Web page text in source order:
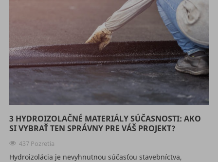
3 HYDROIZOLAČNÉ MATERIÁLY SÚČASNOSTI: AKO
SI VYBRAŤ TEN SPRÁVNY PRE VÁŠ PROJEKT?
437 Pozretia
Hydroizolácia je nevyhnutnou súčasťou stavebníctva,